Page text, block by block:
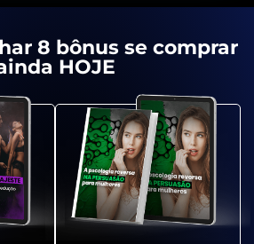
8 bônus se comprar
HOJE